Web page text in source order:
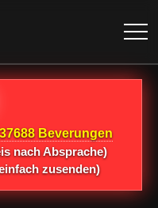
37688 Beverungen
nach Absprache)
zusenden)